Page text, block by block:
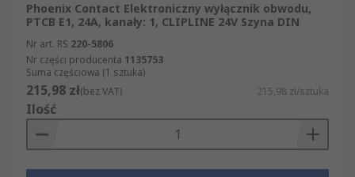
Phoenix Contact Elektroniczny wyłącznik obwodu,
PTCB E1, 24A, kanały: 1, CLIPLINE 24V Szyna DIN
Nr art. RS 220-5806
Nr części producenta 1135753
Suma częściowa (1 sztuka)
215,98 zł(bez VAT) 215,98 zł/sztuka
Ilość